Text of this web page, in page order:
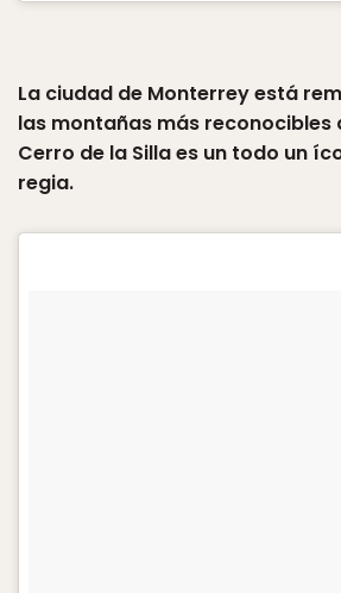
La ciudad de Monterrey está
las montañas más reconocibles
Cerro de la Silla es un todo un
regia.